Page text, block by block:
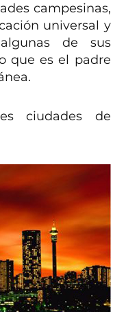
campesinas,
universal y
de sus
que es el padre
ciudades de